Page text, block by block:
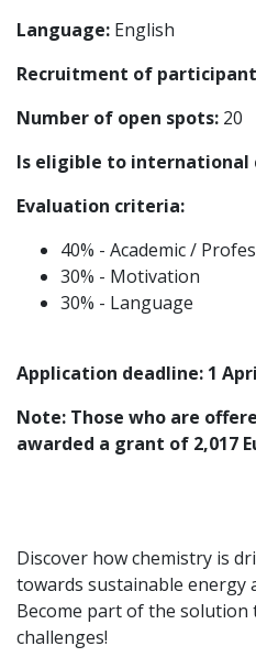
Language: English
Recruitment of
Number of open spots: 20
Is eligible to
Evaluation criteria:
40% - Academic /
30% - Motivation
30% - Language
Application deadline: 1
Note: Those who are
awarded a grant of 2,017
Discover how chemistry is
towards sustainable energy
Become part of the
challenges!